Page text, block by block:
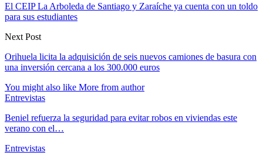
El CEIP La Arboleda de Santiago y Zaraíche ya cuenta con un toldo
para sus estudiantes
Next Post
Orihuela licita la adquisición de seis nuevos camiones de basura con
una inversión cercana a los 300.000 euros
You might also like More from author
Entrevistas
Beniel refuerza la seguridad para evitar robos en viviendas este
verano con el…
Entrevistas